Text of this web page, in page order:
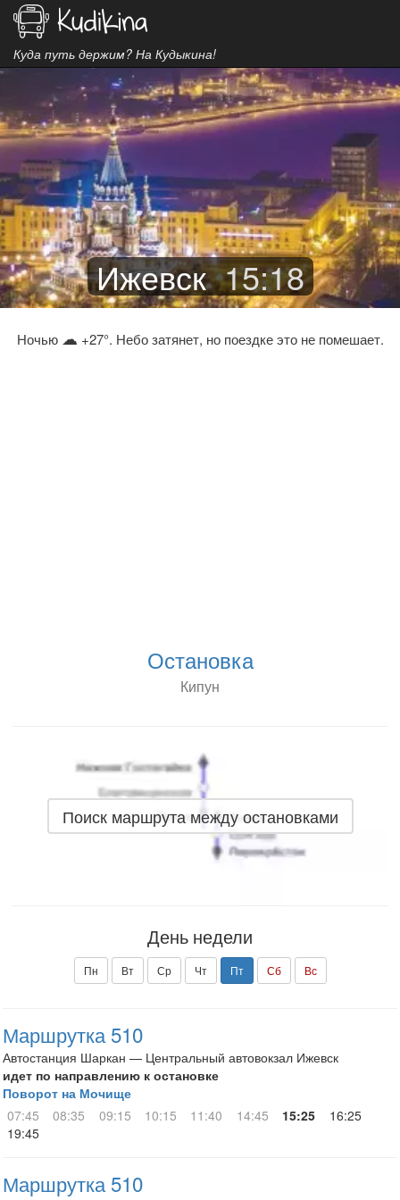
Куда путь держим? На Кудыкина!
Ижевск 15:18
Ночью ☁ +27°. Небо затянет, но поездке это не помешает.
Остановка
Кипун
Поиск маршрута между остановками
День недели
Пн Вт Ср Чт Пт Сб Вс
Маршрутка 510
Автостанция Шаркан — Центральный автовокзал Ижевск
идет по направлению к остановке
Поворот на Мочище
07:45
08:35 09:15 10:15 11:40 14:45 15:25
16:25
19:45
Маршрутка 510